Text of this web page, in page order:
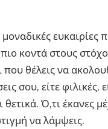
κοντά στους
που θέλεις να
σου, είτε φιλικές,
Ό,τι έκανες
να λάμψεις.